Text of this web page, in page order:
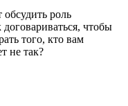
роль
чтобы
того, кто вам
не так?